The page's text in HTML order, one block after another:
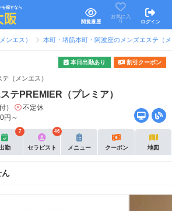
を探すなら
閲覧履歴
お気に入
り
ログイン
ンエス） 本町・堺筋本町・阿波座のメンズエステ（
本日出勤あり 割引クーポン
テ（メンエス）
テPREMIER（プレミア）
）
不定休
円～
勤
7
セラピスト
46
メニュー クーポン 地図
ん